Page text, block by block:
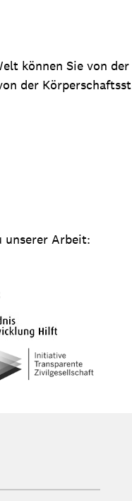
können Sie von
der
unserer Arbeit: